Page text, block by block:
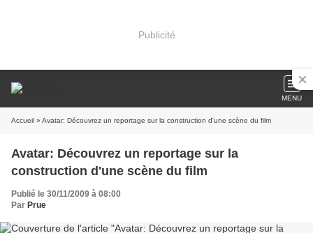
Publicité
MENU
Accueil » Avatar: Découvrez un reportage sur la construction d'une scène du film
Avatar: Découvrez un reportage sur la
construction d'une scène du film
Publié le 30/11/2009 à 08:00
Par Prue